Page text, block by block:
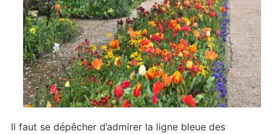
Il faut se dépêcher d’admirer la ligne bleue des